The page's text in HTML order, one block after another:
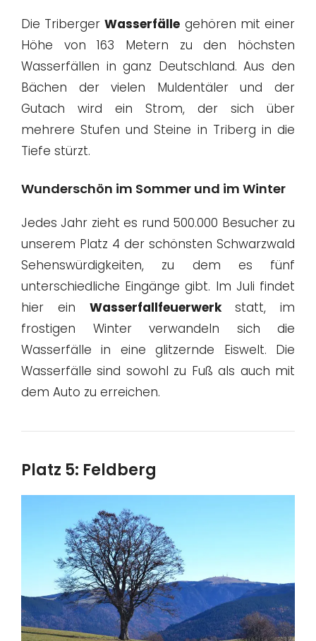
Die TribergerWasserfälle gehören mit einer
Höhe von 163 Metern zu den höchsten
Wasserfällen in ganz Deutschland. Aus den
Bächen der vielen Muldentäler und der
Gutach wird ein Strom, der sich über
mehrere Stufen und Steine in Triberg in die
Tiefe stürzt.
Wunderschön im Sommer und im Winter
Jedes Jahr zieht es rund 500.000 Besucher zu
unserem Platz 4 der schönsten Schwarzwald
Sehenswürdigkeiten, zu dem es fünf
unterschiedliche Eingänge gibt. Im Juli findet
hier ein Wasserfallfeuerwerkstatt, im
frostigen Winter verwandeln sich die
Wasserfälle in eine glitzernde Eiswelt. Die
Wasserfälle sind sowohl zu Fuß als auch mit
dem Auto zu erreichen.
Platz 5: Feldberg